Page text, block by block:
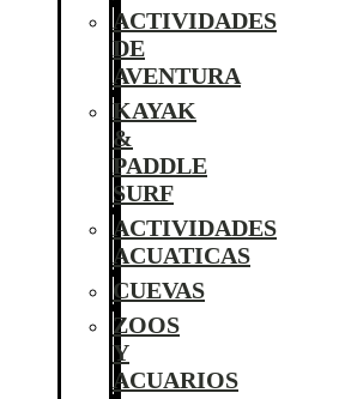
ACTIVIDADES
DE
AVENTURA
KAYAK
&
PADDLE
SURF
ACTIVIDADES
ACUATICAS
CUEVAS
ZOOS
Y
ACUARIOS